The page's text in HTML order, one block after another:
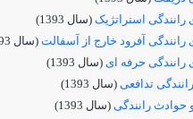
رانندگی استراتژیک (سال 1393)
رانندگی آفرود خارج از آسفالت (سال 1393)
رانندگی حرفه ای (سال 1393)
تدافعی (سال 1393)
حوادث رانندگی (سال 1393)